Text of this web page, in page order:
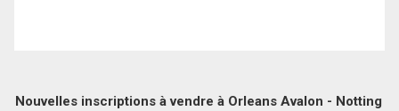
Nouvelles inscriptions à vendre à Orleans Avalon - Notting